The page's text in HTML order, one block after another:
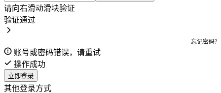
请向右滑动滑块验证
验证通过
忘记密码?
账号或密码错误，请重试
操作成功
立即登录
其他登录方式